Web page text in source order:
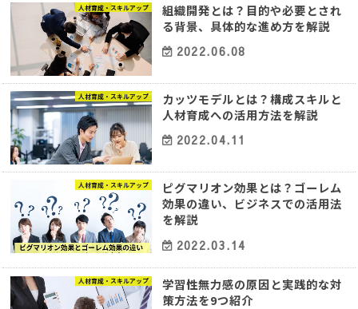
人材育成・スキルアップ
組織開発とは？目的や必要とされ
る背景、具体的な進め方を解説
2022.06.08
人材育成・スキルアップ
カッツモデルとは？構成スキルと
人材育成への活用方法を解説
2022.04.11
人材育成・スキルアップ
ピグマリオン効果とは？ゴーレム
効果の違い、ビジネスでの活用法
を解説
2022.03.14
人材育成・スキルアップ
学習性無力感の原因と実践的な対
策方法を9つ紹介